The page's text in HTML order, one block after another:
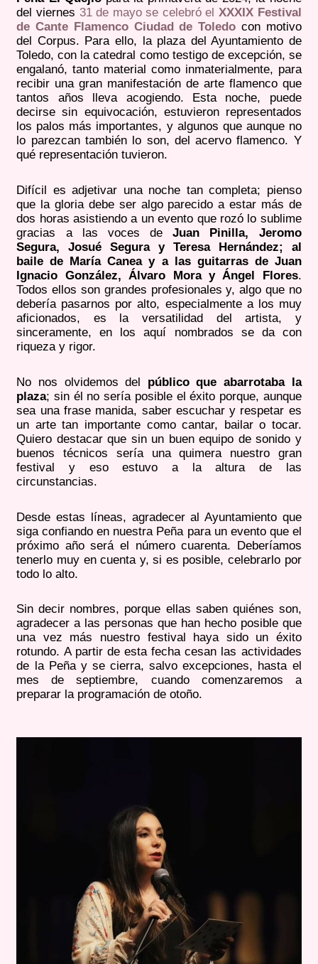
del viernes 31 de mayo se celebró el XXXIX Festival
de Cante Flamenco Ciudad de Toledo con motivo
del Corpus. Para ello, la plaza del Ayuntamiento de
Toledo, con la catedral como testigo de excepción, se
engalanó, tanto material como inmaterialmente, para
recibir una gran manifestación de arte flamenco que
tantos años lleva acogiendo. Esta noche, puede
decirse sin equivocación, estuvieron representados
los palos más importantes, y algunos que aunque no
lo parezcan también lo son, del acervo flamenco. Y
qué representación tuvieron.
Difícil es adjetivar una noche tan completa; pienso
que la gloria debe ser algo parecido a estar más de
dos horas asistiendo a un evento que rozó lo sublime
gracias a las voces deJuan Pinilla, Jeromo
Segura, Josué Segura y Teresa Hernández; al
baile de María Canea y a las guitarras de Juan
Ignacio González, Álvaro Mora y Ángel Flores.
Todos ellos son grandes profesionales y, algo que no
debería pasarnos por alto, especialmente a los muy
aficionados, es la versatilidad del artista, y
sinceramente, en los aquí nombrados se da con
riqueza y rigor.
No nos olvidemos del público que abarrotaba la
plaza; sin él no sería posible el éxito porque, aunque
sea una frase manida, saber escuchar y respetar es
un arte tan importante como cantar, bailar o tocar.
Quiero destacar que sin un buen equipo de sonido y
buenos técnicos sería una quimera nuestro gran
festival y eso estuvo a la altura de las
circunstancias.
Desde estas líneas, agradecer al Ayuntamiento que
siga confiando en nuestra Peña para un evento que el
próximo año será el número cuarenta. Deberíamos
tenerlo muy en cuenta y, si es posible, celebrarlo por
todo lo alto.
Sin decir nombres, porque ellas saben quiénes son,
agradecer a las personas que han hecho posible que
una vez más nuestro festival haya sido un éxito
rotundo. A partir de esta fecha cesan las actividades
de la Peña y se cierra, salvo excepciones, hasta el
mes de septiembre, cuando comenzaremos a
preparar la programación de otoño.